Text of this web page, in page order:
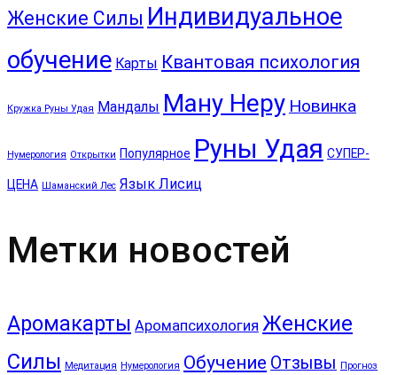
Женские Силы Индивидуальное
обучение Карты Квантовая психология
Кружка Руны Удая Мандалы Ману Неру Новинка
Нумерология Открытки Популярное Руны Удая СУПЕР-
ЦЕНА Шаманский Лес Язык Лисиц
Метки новостей
Аромакарты Аромапсихология Женские
Силы Медитация Нумерология Обучение Отзывы Прогноз